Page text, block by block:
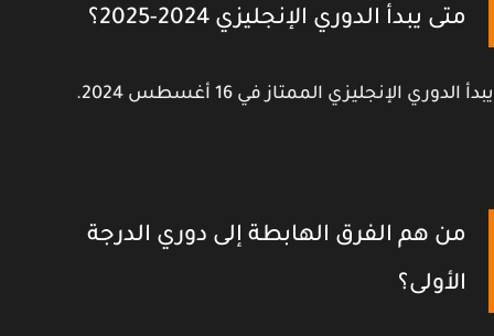
متى يبدأ الدوري الإنجليزي 2024-2025؟
الدوري الإنجليزي الممتاز في 16 أغسطس 2024.
من هم الفرق الهابطة إلى دوري الدرجة
الأولى؟